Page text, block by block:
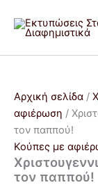
στο
περιεχόμενο
Αρχική σελίδα /
αφιέρωση /
τον παππού!
Κούπες με
τον παππού!
κούπα
παππού!
ποσότητα
Προσφορά!
Προσφορά!